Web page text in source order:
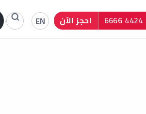
احجز الآن EN